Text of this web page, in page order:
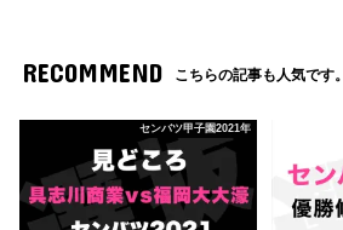
RECOMMEND こちらの記事も人気です。
センバツ甲子園2021年